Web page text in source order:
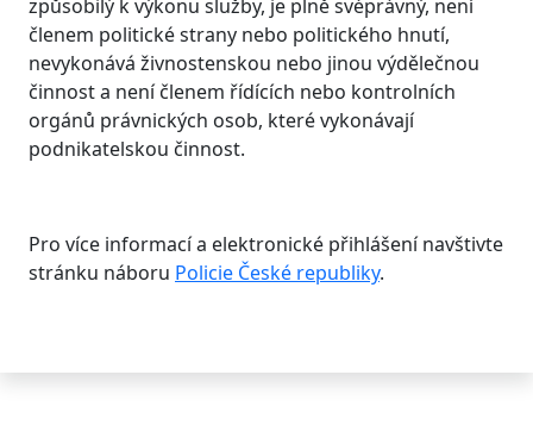
způsobilý k výkonu služby, je plně svéprávný, není
členem politické strany nebo politického hnutí,
nevykonává živnostenskou nebo jinou výdělečnou
činnost a není členem řídících nebo kontrolních
orgánů právnických osob, které vykonávají
podnikatelskou činnost.
Pro více informací a elektronické přihlášení navštivte
stránku náboru Policie České republiky.